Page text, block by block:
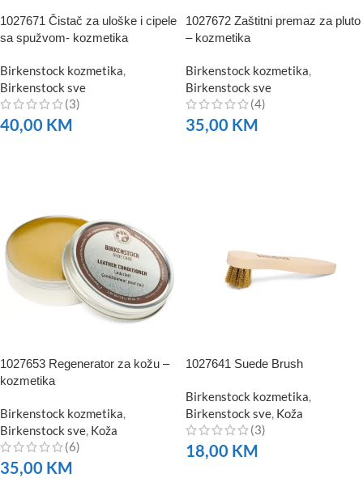
1027671 Čistač za uloške i cipele
sa spužvom- kozmetika
Birkenstock kozmetika,
Birkenstock sve
(3)
40,00 KM
1027672 Zaštitni premaz za pluto
– kozmetika
Birkenstock kozmetika,
Birkenstock sve
(4)
35,00 KM
1027653 Regenerator za kožu –
kozmetika
Birkenstock kozmetika,
Birkenstock sve, Koža
(6)
35,00 KM
1027641 Suede Brush
Birkenstock kozmetika,
Birkenstock sve, Koža
(3)
18,00 KM